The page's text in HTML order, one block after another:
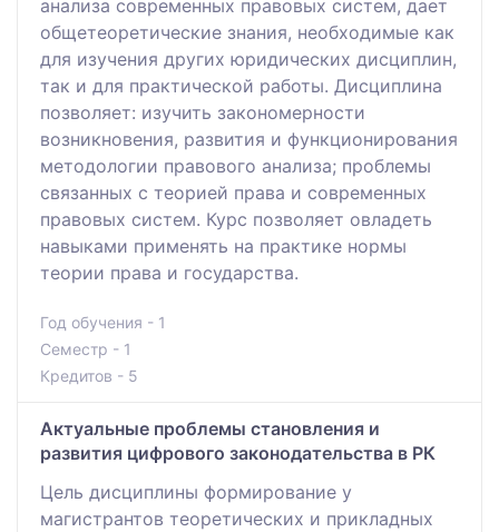
анализа современных правовых систем, дает
общетеоретические знания, необходимые как
для изучения других юридических дисциплин,
так и для практической работы. Дисциплина
позволяет: изучить закономерности
возникновения, развития и функционирования
методологии правового анализа; проблемы
связанных с теорией права и современных
правовых систем. Курс позволяет овладеть
навыками применять на практике нормы
теории права и государства.
Год обучения - 1
Семестр - 1
Кредитов - 5
Актуальные проблемы становления и
развития цифрового законодательства в РК
Цель дисциплины формирование у
магистрантов теоретических и прикладных